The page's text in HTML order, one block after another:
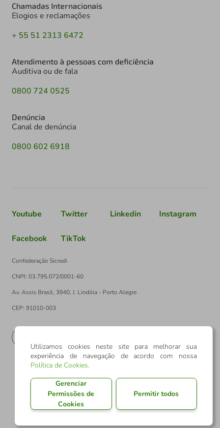
Chamadas Internacionais
Elogios e reclamações
+ 55 51 2313 6472
Atendimento à pessoas com deficiência
Auditiva ou de fala
0800 724 0525
Denúncia
Canal de denúncia
0800 602 6918
Youtube Twitter Linkedin Instagram
Facebook TikTok
Confederação Sicredi
CNPJ: 03.795.072/0001-60
Av. Assis Brasil, 3940, J. Lindóia - Porto Alegre
CEP: 91010-003
Utilizamos cookies neste site para melhorar sua
experiência de navegação de acordo com nossa
Política de Cookies.
Gerenciar
Permissões de
Cookies
Permitir todos